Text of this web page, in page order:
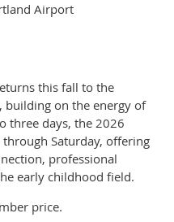
juntos como una comunidad
y los profesionales de la
Airport
this fall to the
building on the energy of
three days, the 2026
Saturday, offering
professional
early childhood field.
price.